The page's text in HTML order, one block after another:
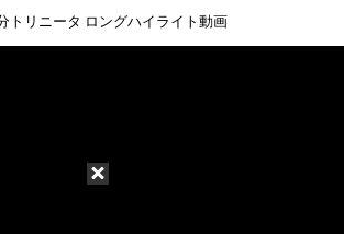
トリニータ ロングハイライト動画